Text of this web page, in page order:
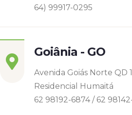
64) 99917-0295
Goiânia - GO
Avenida Goiás Norte QD
Residencial Humaitá
62 98192-6874 / 62